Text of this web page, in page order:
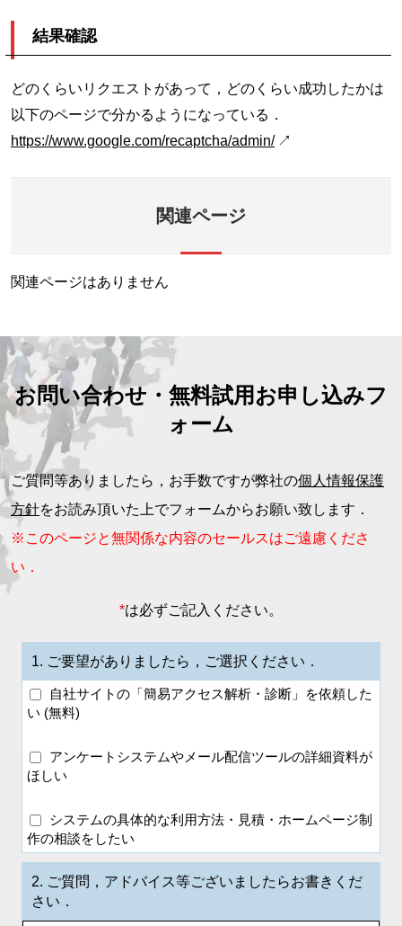
結果確認
どのくらいリクエストがあって，どのくらい成功したかは
以下のページで分かるようになっている．
https://www.google.com/recaptcha/admin/
関連ページ
関連ページはありません
お問い合わせ・無料試用お申し込みフ
ォーム
ご質問等ありましたら，お手数ですが弊社の個人情報保護
方針をお読み頂いた上でフォームからお願い致します．
※このページと無関係な内容のセールスはご遠慮くださ
い．
*は必ずご記入ください。
1. ご要望がありましたら，ご選択ください．
自社サイトの「簡易アクセス解析・診断」を依頼した
い (無料)
アンケートシステムやメール配信ツールの詳細資料が
ほしい
システムの具体的な利用方法・見積・ホームページ制
作の相談をしたい
2. ご質問，アドバイス等ございましたらお書きくだ
さい．